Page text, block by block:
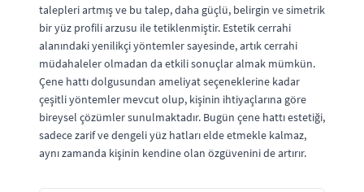
talepleri artmış ve bu talep, daha güçlü, belirgin ve simetrik
bir yüz profili arzusu ile tetiklenmiştir. Estetik cerrahi
alanındaki yenilikçi yöntemler sayesinde, artık cerrahi
müdahaleler olmadan da etkili sonuçlar almak mümkün.
Çene hattı dolgusundan ameliyat seçeneklerine kadar
çeşitli yöntemler mevcut olup, kişinin ihtiyaçlarına göre
bireysel çözümler sunulmaktadır. Bugün çene hattı estetiği,
sadece zarif ve dengeli yüz hatları elde etmekle kalmaz,
aynı zamanda kişinin kendine olan özgüvenini de artırır.